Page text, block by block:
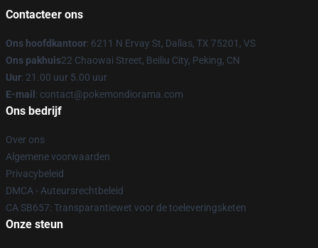
Contacteer ons
Ons hoofdkantoor: 6211 N Ervay St, Dallas, TX 75201, VS
Ons pakhuis22 Chaowai Street, Beiliu City, Peking, CN
Uur: 21.00 uur 5.00 uur
E-mail : contact@pokemondiorama.com
Ons bedrijf
Over ons
Algemene voorwaarden
Privacybeleid
DMCA - Auteursrechtbeleid
CA SB657: Transparantiewet voor de toeleveringsketen
Onze steun